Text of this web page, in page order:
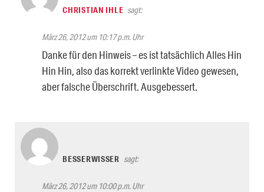
CHRISTIAN IHLE sagt:
März 26, 2012 um 10:17 p.m. Uhr
Danke für den Hinweis – es ist tatsächlich Alles Hin
Hin Hin, also das korrekt verlinkte Video gewesen,
aber falsche Überschrift. Ausgebessert.
BESSERWISSER sagt:
März 26, 2012 um 10:00 p.m. Uhr